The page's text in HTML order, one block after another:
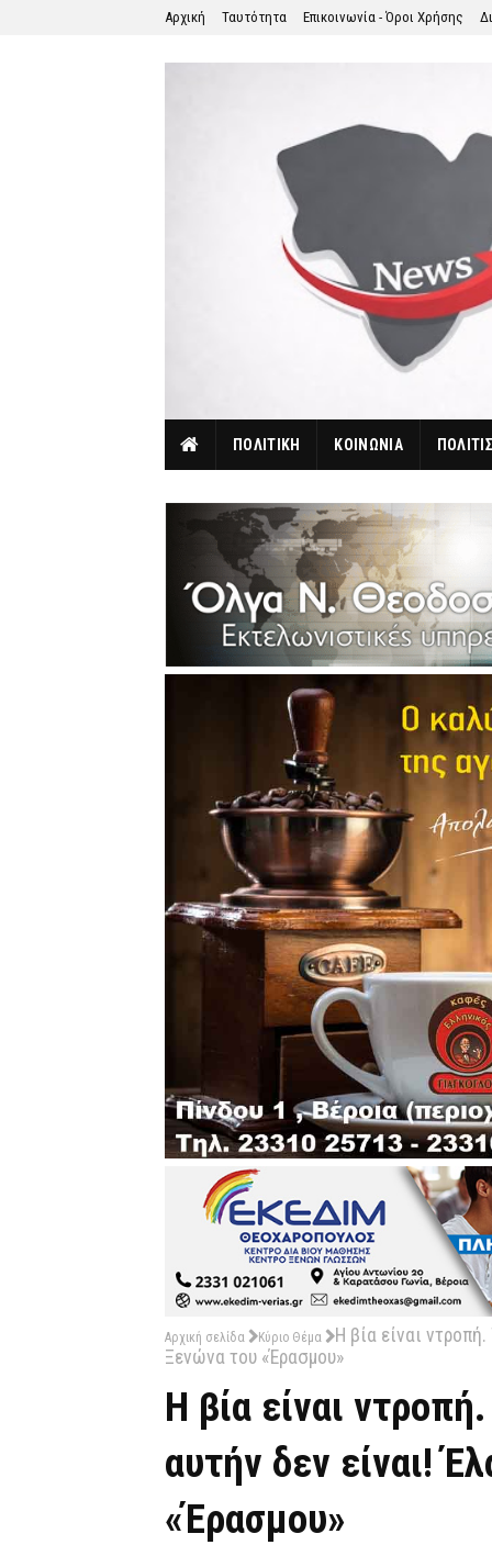
Αρχική Ταυτότητα Επικοινωνία - Όροι Χρήσης
ΠΟΛΙΤΙΚΗ ΚΟΙΝΩΝΙΑ
Αρχική σελίδα Κύριο Θέμα
Η βία είναι
Ξενώνα του «Έρασμου»
Η βία είναι
αυτήν δεν είναι!
«Έρασμου»